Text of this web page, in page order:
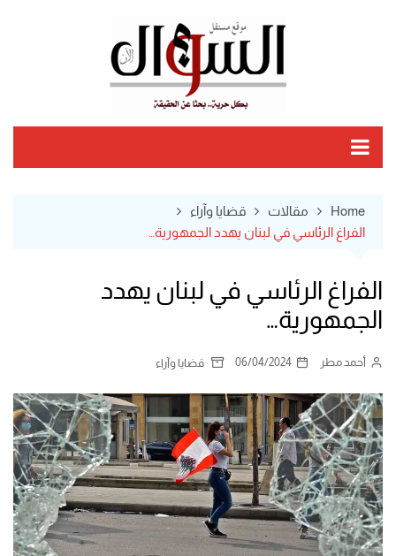
Home مقالات
قضايا وآراء
الفراغ الرئاسي في لبنان يهدد الجمهورية…
الفراغ الرئاسي في لبنان يهدد
الجمهورية…
أحمد مطر 06/04/2024 قضايا وآراء